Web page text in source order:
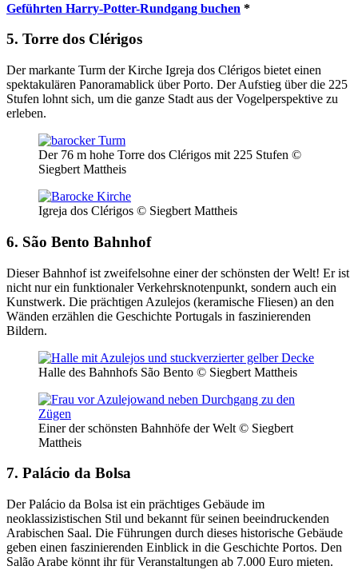
Geführten Harry-Potter-Rundgang buchen *
5. Torre dos Clérigos
Der markante Turm der Kirche Igreja dos Clérigos bietet einen
spektakulären Panoramablick über Porto. Der Aufstieg über die 225
Stufen lohnt sich, um die ganze Stadt aus der Vogelperspektive zu
erleben.
Der 76 m hohe Torre dos Clérigos mit 225 Stufen ©
Siegbert Mattheis
Igreja dos Clérigos © Siegbert Mattheis
6. São Bento Bahnhof
Dieser Bahnhof ist zweifelsohne einer der schönsten der Welt! Er ist
nicht nur ein funktionaler Verkehrsknotenpunkt, sondern auch ein
Kunstwerk. Die prächtigen Azulejos (keramische Fliesen) an den
Wänden erzählen die Geschichte Portugals in faszinierenden
Bildern.
Halle des Bahnhofs São Bento © Siegbert Mattheis
Einer der schönsten Bahnhöfe der Welt © Siegbert
Mattheis
7. Palácio da Bolsa
Der Palácio da Bolsa ist ein prächtiges Gebäude im
neoklassizistischen Stil und bekannt für seinen beeindruckenden
Arabischen Saal. Die Führungen durch dieses historische Gebäude
geben einen faszinierenden Einblick in die Geschichte Portos. Den
Salão Arabe könnt ihr für Veranstaltungen ab 7.000 Euro mieten.